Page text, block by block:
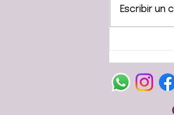
La
Escribir un